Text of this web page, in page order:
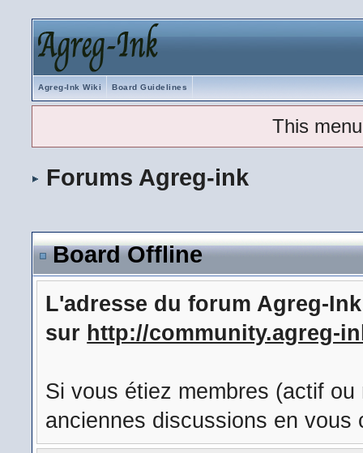
Agreg-Ink Wiki Board Guidelines
This
Forums Agreg-ink
Board Offline
L'adresse du forum Agreg-
sur http://community.agreg-
Si vous étiez membres (actif
anciennes discussions en